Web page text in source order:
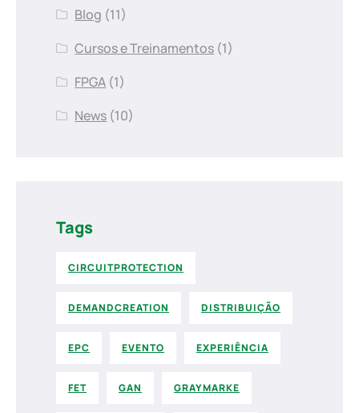
Blog (11)
Cursos e Treinamentos (1)
FPGA (1)
News (10)
Tags
CIRCUITPROTECTION
DEMANDCREATION DISTRIBUIÇÃO
EPC EVENTO EXPERIÊNCIA
FET GAN GRAYMARKE